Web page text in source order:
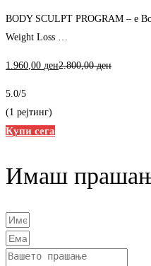
BODY SCULPT PROGRAM – е
Weight Loss …
1.960 ,00 ден2.800,00 ден
5.0/5
(1 рејтинг)
Купи сега
Имаш